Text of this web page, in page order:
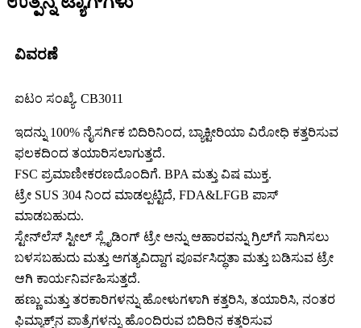
ವಿವರಣೆ
ಐಟಂ ಸಂಖ್ಯೆ. CB3011
ಇದನ್ನು 100% ನೈಸರ್ಗಿಕ ಬಿದಿರಿನಿಂದ, ಬ್ಯಾಕ್ಟೀರಿಯಾ ವಿರೋಧಿ ಕತ್ತರಿಸುವ
ಫಲಕದಿಂದ ತಯಾರಿಸಲಾಗುತ್ತದೆ.
FSC ಪ್ರಮಾಣೀಕರಣದೊಂದಿಗೆ. BPA ಮತ್ತು ವಿಷ ಮುಕ್ತ.
ಟ್ರೇ SUS 304 ನಿಂದ ಮಾಡಲ್ಪಟ್ಟಿದೆ, FDA&LFGB ಪಾಸ್
ಮಾಡಬಹುದು.
ಸ್ಟೇನ್‌ಲೆಸ್ ಸ್ಟೀಲ್ ಸ್ಲೈಡಿಂಗ್ ಟ್ರೇ ಅನ್ನು ಆಹಾರವನ್ನು ಗ್ರಿಲ್‌ಗೆ ಸಾಗಿಸಲು
ಬಳಸಬಹುದು ಮತ್ತು ಅಗತ್ಯವಿದ್ದಾಗ ಪೂರ್ವಸಿದ್ಧತಾ ಮತ್ತು ಬಡಿಸುವ ಟ್ರೇ
ಆಗಿ ಕಾರ್ಯನಿರ್ವಹಿಸುತ್ತದೆ.
ಹಣ್ಣು ಮತ್ತು ತರಕಾರಿಗಳನ್ನು ಹೋಳುಗಳಾಗಿ ಕತ್ತರಿಸಿ, ತಯಾರಿಸಿ, ನಂತರ
ಫಿಮ್ಯಾಕ್ಸ್‌ನ ಪಾತ್ರೆಗಳನ್ನು ಹೊಂದಿರುವ ಬಿದಿರಿನ ಕತ್ತರಿಸುವ